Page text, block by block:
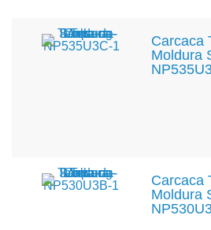
Carcaca
Moldura
Carcaca
Moldura